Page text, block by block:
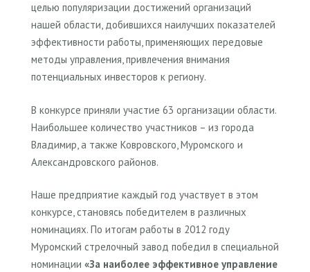
целью популяризации достижений организаций
нашей области, добившихся наилучших показателей
эффективности работы, применяющих передовые
методы управления, привлечения внимания
потенциальных инвесторов к региону.
В конкурсе приняли участие 63 организации области.
Наибольшее количество участников – из города
Владимир, а также Ковровского, Муромского и
Александровского районов.
Наше предприятие каждый год участвует в этом
конкурсе, становясь победителем в различных
номинациях. По итогам работы в 2012 году
Муромский стрелочный завод победил в специальной
номинации «За наиболее эффективное управление